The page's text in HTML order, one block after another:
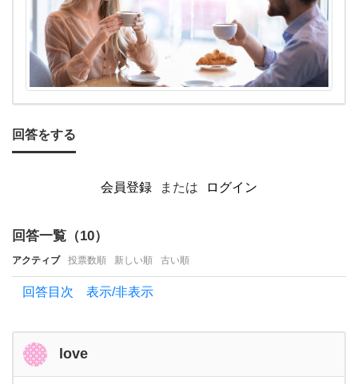
や
す
い指
標？
み
た
い
の
は
あ
り
す
か？
回答をする
会員登録 または ログイン
回答一覧（10）
アクティブ 投票数順 新しい順 古い順
回答目次 表示/非表示
love